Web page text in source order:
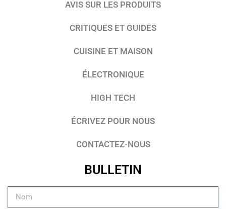
AVIS SUR LES PRODUITS
CRITIQUES ET GUIDES
CUISINE ET MAISON
ÉLECTRONIQUE
HIGH TECH
ÉCRIVEZ POUR NOUS
CONTACTEZ-NOUS
BULLETIN